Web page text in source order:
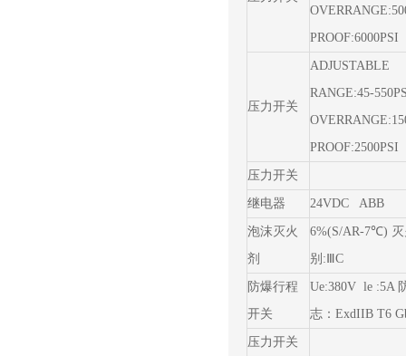
PROOF:6000PSI
压力开关
ADJUSTABLE
RANGE:45-
PROOF:2500PSI
压力开关
继电器 24VDC ABB
泡沫灭火
剂
6%(S/AR-7℃) 灭
别:ⅢC
防爆行程
开关
Ue:380V le :5A
志：ExdIIB T6
压力开关